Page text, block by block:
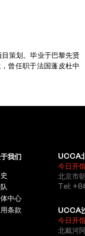
策划。毕业于巴黎先贤
曾任职于法国蓬皮杜中
我们
中心
条款
UCCA
今日开
北京市
Tel:
UCCA
今日开
北戴河